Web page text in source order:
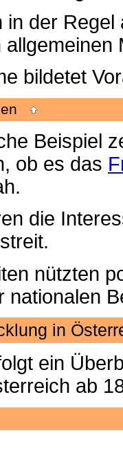
in der
bildetet
Beispiel
ob es das
die
nützten
nationalen
in
ein
ab